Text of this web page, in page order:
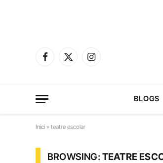
Facebook
X
Instagram
BLOGS
Inici » teatre escolar
BROWSING:TEATRE